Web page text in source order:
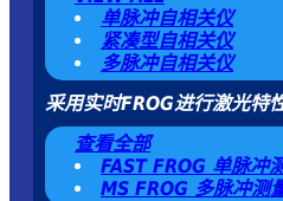
单脉冲自相关仪
紧凑型自相关仪
多脉冲自相关仪
采用实时FROG进行激光特
查看全部
FAST FROG 单脉冲
MS FROG 多脉冲测